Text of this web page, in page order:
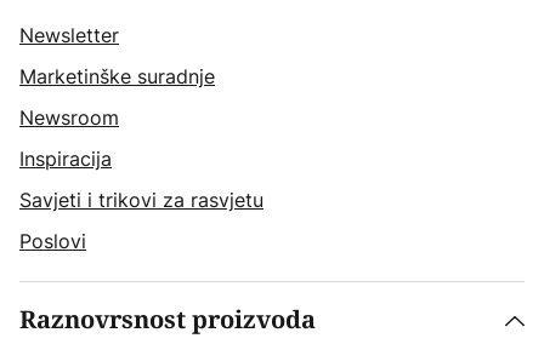
Newsletter
Marketinške suradnje
Newsroom
Inspiracija
Savjeti i trikovi za rasvjetu
Poslovi
Raznovrsnost proizvoda